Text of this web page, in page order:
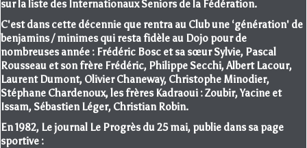
sur la liste des Internationaux Seniors de la Fédération.
C'est dans cette décennie que rentra au Club une ‘génération' de
benjamins / minimes qui resta fidèle au Dojo pour de
nombreuses année : Frédéric Bosc et sa sœur Sylvie, Pascal
Rousseau et son frère Frédéric, Philippe Secchi, Albert Lacour,
Laurent Dumont, Olivier Chaneway, Christophe Minodier,
Stéphane Chardenoux, les frères Kadraoui : Zoubir, Yacine et
Issam, Sébastien Léger, Christian Robin.
En 1982, Le journal Le Progrès du 25 mai, publie dans sa page
sportive :